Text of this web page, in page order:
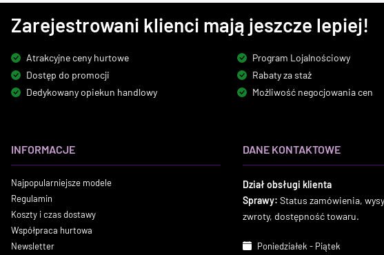
Zarejestrowani klienci mają jeszcze lepiej!
Atrakcyjne ceny hurtowe
Dostęp do promocji
Dedykowany opiekun handlowy
Program Lojalnościowy
Rabaty za staż
Możliwość negocjowania cen
INFORMACJE
Najpopularniejsze modele
Regulamin
Koszty i czas dostawy
Współpraca hurtowa
Newsletter
DANE KONTAKTOWE
Dział obsługi klienta
Sprawy: Status zamówienia,
zwroty, dostępność towaru.
Poniedziałek - Piątek